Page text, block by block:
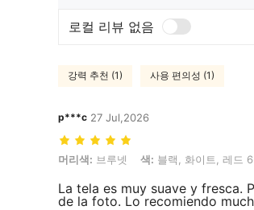
로컬 리뷰 없음
강력 추천 (1) 사용 편의성 (1)
p***c 27 Jul,2026
머리색: 브루넷, 색: 블랙, 화이트, 레드 6종 세
머리색: 브루넷 색: 블랙, 화이트, 레드
La tela es muy suave y fresca.
de la foto. Lo recomiendo